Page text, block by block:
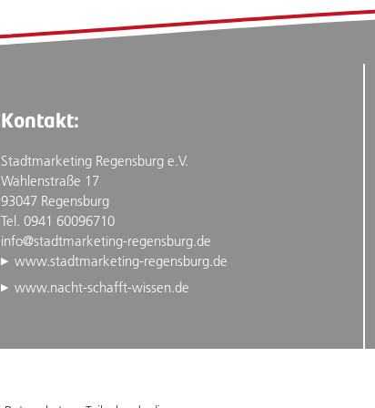
Kontakt:
Stadtmarketing Regensburg e.V.
Wahlenstraße 17
93047 Regensburg
Tel. 0941 60096710
info@stadtmarketing-regensburg.de
www.stadtmarketing-regensburg.de
www.nacht-schafft-wissen.de